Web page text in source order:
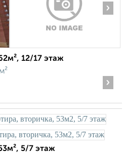
›
12/17 этаж
›
5/7 этаж